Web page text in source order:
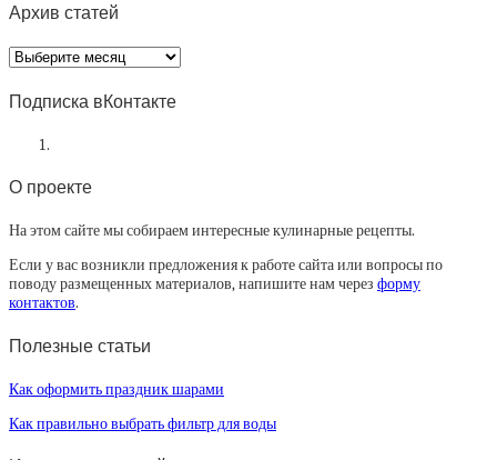
Архив статей
Архив
статей
Подписка вКонтакте
О проекте
На этом сайте мы собираем интересные кулинарные рецепты.
Если у вас возникли предложения к работе сайта или вопросы по
поводу размещенных материалов, напишите нам через форму
контактов.
Полезные статьи
Как оформить праздник шарами
Как правильно выбрать фильтр для воды